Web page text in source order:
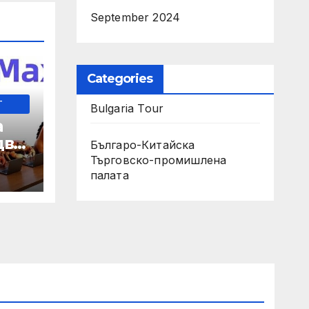
September 2024
Categories
Bulgaria Tour
Българо-Китайска
Търговско-промишлена
палaта